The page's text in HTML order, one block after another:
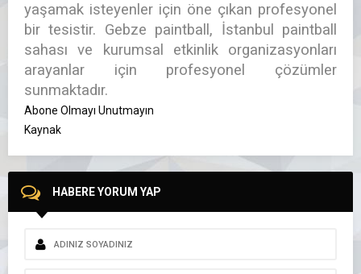
yaşamak isteyenler için öne çıkan profesyonel
bir tesistir. Gebze paintball, İstanbul paintball
sahası ve kurumsal etkinlik organizasyonları
arayanlar için profesyonel çözümler
sunmaktadır.
Abone Olmayı Unutmayın
Kaynak
HABERE YORUM YAP